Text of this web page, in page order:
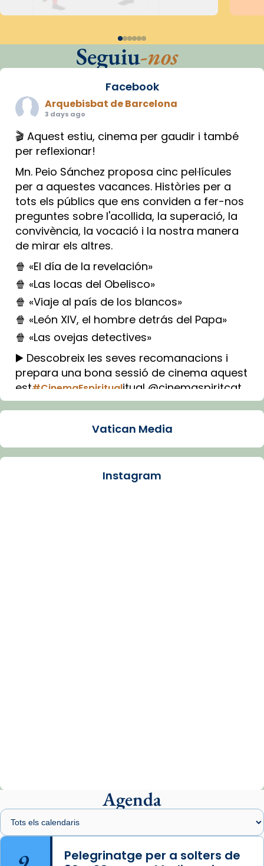
Seguiu-nos
Facebook
Arquebisbat de Barcelona
3 days ago
🎬 Aquest estiu, cinema per gaudir i també
per reflexionar!
Mn. Peio Sánchez proposa cinc pel·lícules
per a aquestes vacances. Històries per a
tots els públics que ens conviden a fer-nos
preguntes sobre l'acollida, la superació, la
convivència, la vocació i la nostra manera
de mirar els altres.
🍿 «El día de la revelación»
🍿 «Las locas del Obelisco»
🍿 «Viaje al país de los blancos»
🍿 «León XIV, el hombre detrás del Papa»
🍿 «Las ovejas detectives»
▶️ Descobreix les seves recomanacions i
prepara una bona sessió de cinema aquest
est#CinemaEspiritualitual @cinemaspiritcat
Imatge: Generada amb IA (OpenAI)
Arquebisbat de Barcelona
presidit aquest 27 de juliol la missa de Les
Santes de Mataró.
🔗
📸 J. Merino
Vatican Media
Instagram
Agenda
Pelegrinatge per a solters de